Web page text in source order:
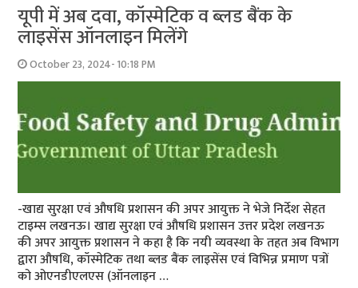
यूपी में अब दवा, कॉस्मेटिक व ब्लड बैंक के
लाइसेंस ऑनलाइन मिलेंगे
October 23, 2024- 10:18 PM
-खाद्य सुरक्षा एवं औषधि प्रशासन की अपर आयुक्त ने भेजे निर्देश सेहत
टाइम्स लखनऊ। खाद्य सुरक्षा एवं औषधि प्रशासन उत्तर प्रदेश लखनऊ
की अपर आयुक्त प्रशासन ने कहा है कि नयी व्यवस्था के तहत अब विभाग
द्वारा औषधि, कॉस्मेटिक तथा ब्लड बैंक लाइसेंस एवं विभिन्न प्रमाण पत्रों
को ओएनडीएलएस (ऑनलाइन …